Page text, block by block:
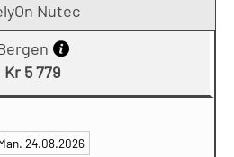
Nutec
Kr 5 779
24.08.2026